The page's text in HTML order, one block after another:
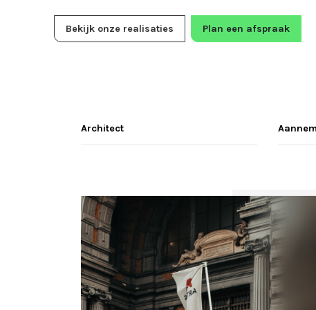
Bekijk onze realisaties Plan een afspraak
Architect